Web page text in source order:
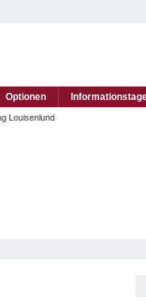
Optionen
Louisenlund